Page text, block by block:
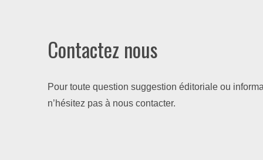
Contactez nous
Pour toute question suggestion éditoriale ou
n’hésitez pas à nous contacter.